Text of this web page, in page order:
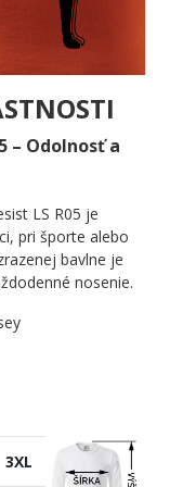
– dlhé nohy,
Vnútri obrysu
dieliky skladačky,
na svetlom
zaujme
svoj obdiv
s citom pre
seba alebo ako
ktorá nepotrebuje
Pridaj tento motív
stopu do srdca.
– Odolnosť a
LS R05 je
pri športe alebo
bavlne je
nosenie.
3XL